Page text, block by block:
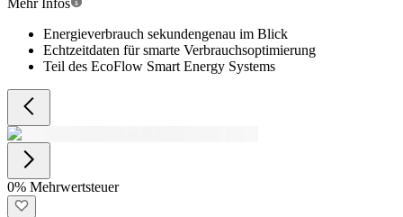
Mehr Infos
Energieverbrauch sekundengenau im Blick
Echtzeitdaten für smarte Verbrauchsoptimierung
Teil des EcoFlow Smart Energy Systems
0% Mehrwertsteuer